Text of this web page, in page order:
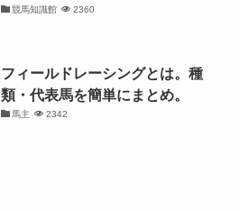
競馬知識館 2360
フィールドレーシングとは。種
類・代表馬を簡単にまとめ。
馬主 2342